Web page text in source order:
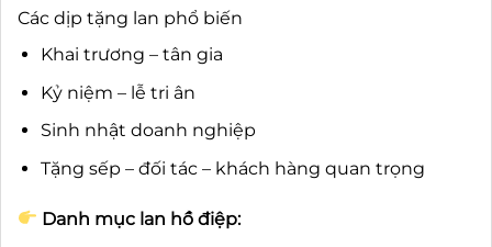
Các dịp tặng lan phổ biến
Khai trương – tân gia
Kỷ niệm – lễ tri ân
Sinh nhật doanh nghiệp
Tặng sếp – đối tác – khách hàng quan trọng
Danh mục lan hồ điệp: